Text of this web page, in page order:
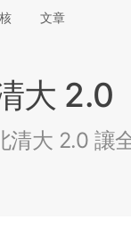
文章
大 2.0
清大 2.0 讓